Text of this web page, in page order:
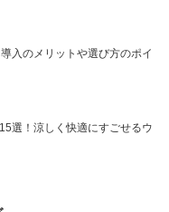
入のメリットや選び方のポイ
選！涼しく快適にすごせるウ